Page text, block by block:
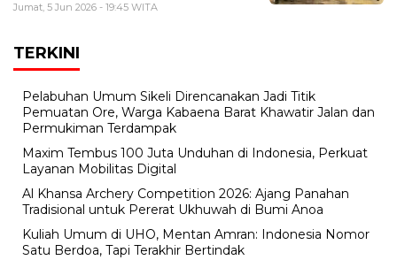
Jumat, 5 Jun 2026 - 19:45 WITA
TERKINI
Pelabuhan Umum Sikeli Direncanakan Jadi Titik
Pemuatan Ore, Warga Kabaena Barat Khawatir Jalan dan
Permukiman Terdampak
Maxim Tembus 100 Juta Unduhan di Indonesia, Perkuat
Layanan Mobilitas Digital
Al Khansa Archery Competition 2026: Ajang Panahan
Tradisional untuk Pererat Ukhuwah di Bumi Anoa
Kuliah Umum di UHO, Mentan Amran: Indonesia Nomor
Satu Berdoa, Tapi Terakhir Bertindak